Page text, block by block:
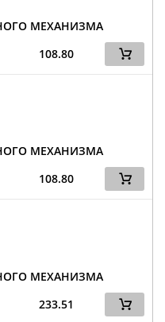
МЕХАНИЗМА
108.80
МЕХАНИЗМА
108.80
МЕХАНИЗМА
233.51